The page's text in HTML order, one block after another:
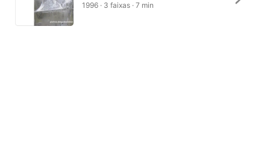
1996 · 3 faixas · 7 min